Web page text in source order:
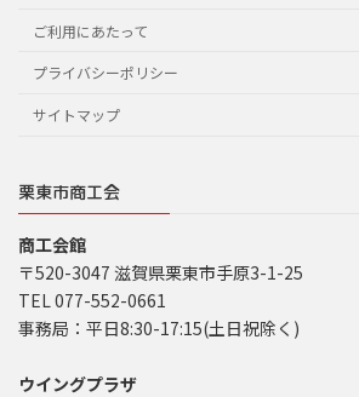
ご利用にあたって
プライバシーポリシー
サイトマップ
栗東市商工会
商工会館
〒520-3047 滋賀県栗東市手原3-1-25
TEL 077-552-0661
事務局：平日8:30-17:15(土日祝除く)
ウイングプラザ